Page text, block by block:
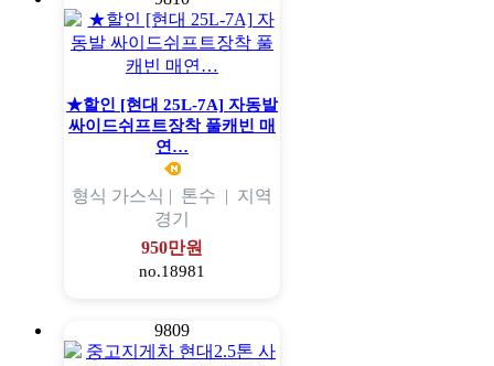
★할인 [현대 25L-7A] 자동발
싸이드쉬프트장착 풀캐빈 매
연…
형식 가스식 | 톤수 | 지역
경기
950만원
no.18981
9809